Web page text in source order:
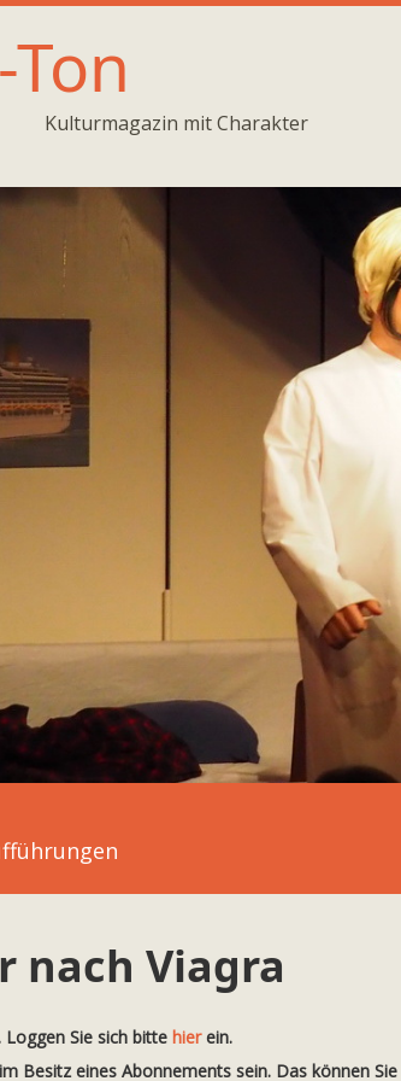
Kulturmagazin mit Charakter
nach Viagra
Sie sich bitte hierein.
Besitz eines Abonnements sein. Das können Sie